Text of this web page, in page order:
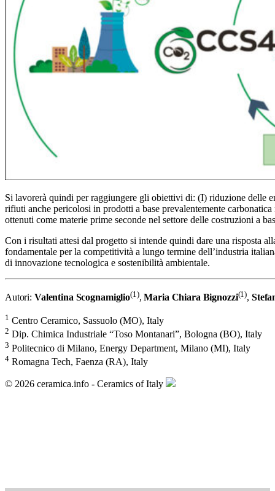
Si lavorerà quindi per raggiungere gli obiettivi di: (I) riduzione delle
rifiuti anche pericolosi in prodotti a base prevalentemente
ottenuti come materie prime seconde nel settore delle costruzioni a
Con i risultati attesi dal progetto si intende quindi dare una risposta
fondamentale per la competitività a lungo termine dell’industria
di innovazione tecnologica e sostenibilità ambientale.
Autori: Valentina Scognamiglio(1),Maria Chiara Bignozzi(1),
1 Centro Ceramico, Sassuolo (MO), Italy
2 Dip. Chimica Industriale “Toso Montanari”, Bologna (BO), Italy
3 Politecnico di Milano, Energy Department, Milano (MI), Italy
4 Romagna Tech, Faenza (RA), Italy
© 2026 ceramica.info - Ceramics of Italy